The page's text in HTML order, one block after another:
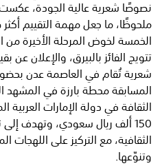
نصوصًا شعرية عالية الجودة، عكست
ملحوظًا، ما جعل مهمة التقييم
الخمسة لخوض المرحلة الأخيرة من
تتويج الفائز بالبيرق، والإعلان عن
شعرية تُقام في العاصمة عدن
المسابقة محطة بارزة في المشهد
الثقافة في دولة الإمارات العربية
150 ألف ريال سعودي، وتهدف
الثقافية، مع التركيز على
وتنوّعها.